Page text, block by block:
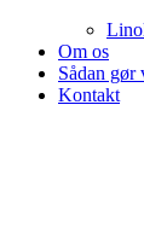
Om os
Sådan gør
Kontakt